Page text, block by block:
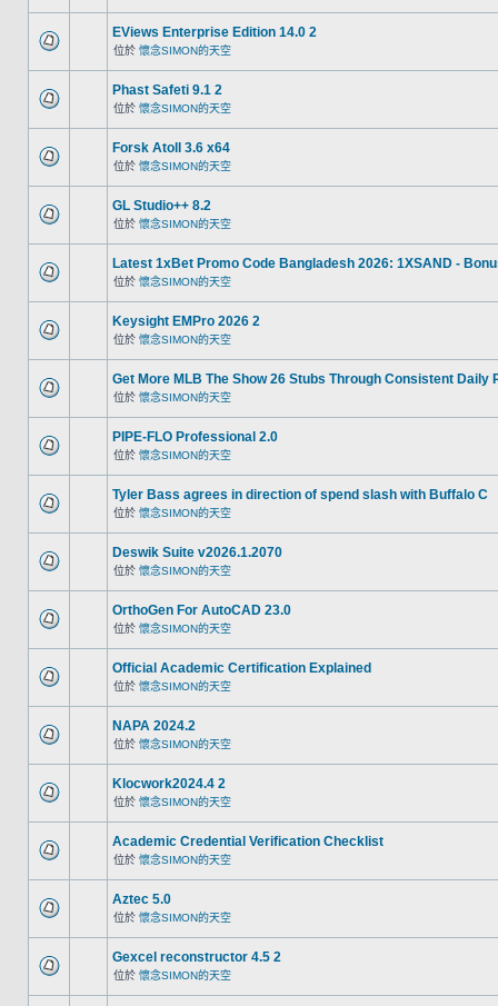
EViews Enterprise Edition 14.0 2
位於 懷念SIMON的天空
Phast Safeti 9.1 2
位於 懷念SIMON的天空
Forsk Atoll 3.6 x64
位於 懷念SIMON的天空
GL Studio++ 8.2
位於 懷念SIMON的天空
Latest 1xBet Promo Code Bangladesh 2026: 1XSAND -
位於 懷念SIMON的天空
Keysight EMPro 2026 2
位於 懷念SIMON的天空
Get More MLB The Show 26 Stubs Through Consistent Daily
位於 懷念SIMON的天空
PIPE-FLO Professional 2.0
位於 懷念SIMON的天空
Tyler Bass agrees in direction of spend slash with Buffalo C
位於 懷念SIMON的天空
Deswik Suite v2026.1.2070
位於 懷念SIMON的天空
OrthoGen For AutoCAD 23.0
位於 懷念SIMON的天空
Official Academic Certification Explained
位於 懷念SIMON的天空
NAPA 2024.2
位於 懷念SIMON的天空
Klocwork2024.4 2
位於 懷念SIMON的天空
Academic Credential Verification Checklist
位於 懷念SIMON的天空
Aztec 5.0
位於 懷念SIMON的天空
Gexcel reconstructor 4.5 2
位於 懷念SIMON的天空